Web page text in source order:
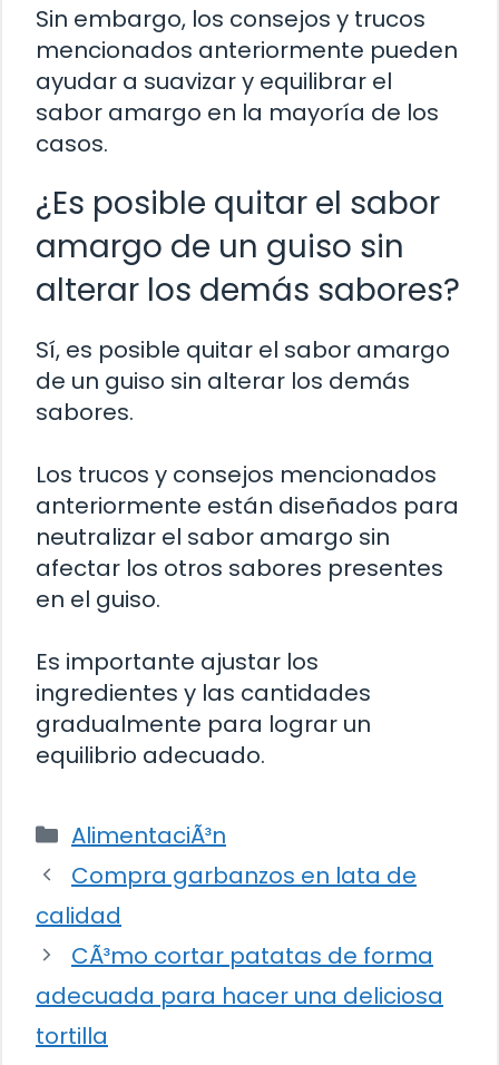
Sin embargo, los consejos y trucos
mencionados anteriormente pueden
ayudar a suavizar y equilibrar el
sabor amargo en la mayoría de los
casos.
¿Es posible quitar el sabor
amargo de un guiso sin
alterar los demás sabores?
Sí, es posible quitar el sabor amargo
de un guiso sin alterar los demás
sabores.
Los trucos y consejos mencionados
anteriormente están diseñados para
neutralizar el sabor amargo sin
afectar los otros sabores presentes
en el guiso.
Es importante ajustar los
ingredientes y las cantidades
gradualmente para lograr un
equilibrio adecuado.
Categorías
AlimentaciÃ³n
Compra garbanzos en lata de
calidad
CÃ³mo cortar patatas de forma
adecuada para hacer una deliciosa
tortilla